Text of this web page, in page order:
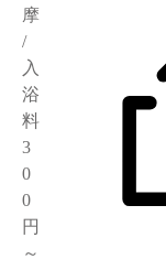
摩
/
入
浴
料
3
0
0
円
～